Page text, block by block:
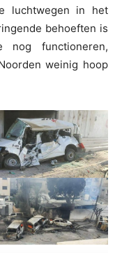
luchtwegen in het
behoeften is
functioneren,
weinig hoop